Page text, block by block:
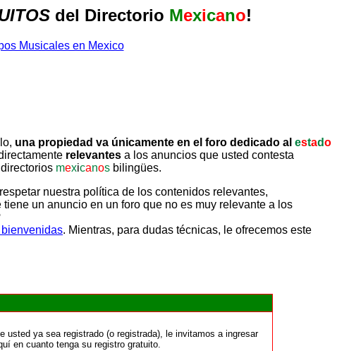
del Directorio Mexicano!
una propiedad va únicamente en el foro dedicado al estado
relevantes a los anuncios que usted contesta
mexicanos bilingües.
nuestra política de los contenidos relevantes,
un anuncio en un foro que no es muy relevante a los
. Mientras, para dudas técnicas, le ofrecemos este
ya sea registrado (o registrada), le invitamos a ingresar
en cuanto tenga su registro gratuito.